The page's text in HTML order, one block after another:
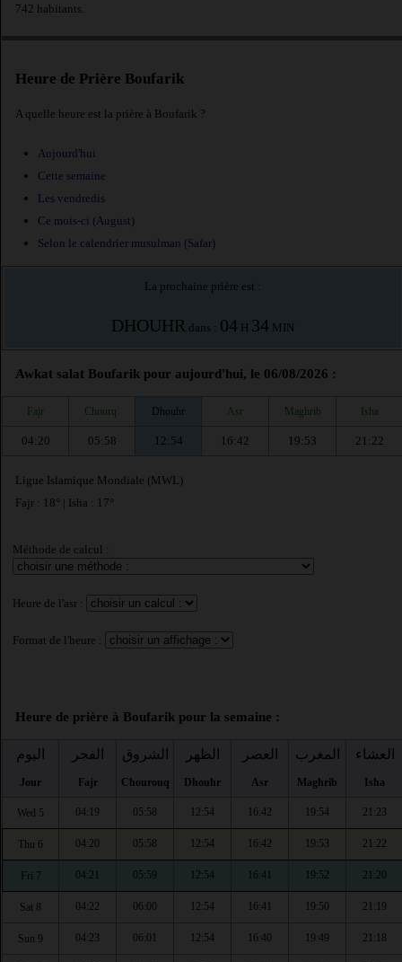
742 habitants.
Heure de Prière Boufarik
A quelle heure est la prière à Boufarik ?
Aujourd'hui
Cette semaine
Les vendredis
Ce mois-ci (August)
Selon le calendrier musulman (Safar)
La prochaine prière est :
DHOUHR dans : 04 H 34 MIN
Awkat salat Boufarik pour aujourd'hui, le 06/08/2026 :
Fajr Chourq. Dhouhr Asr Maghrib Isha
04:20 05:58 12:54 16:42 19:53 21:22
Ligue Islamique Mondiale (MWL)
Fajr : 18° | Isha : 17°
Méthode de calcul :
Heure de l'asr :
Format de l'heure :
Heure de prière à Boufarik pour la semaine :
اليوم
Jour
الفجر
Fajr
الشروق
Chourouq
الظهر
Dhouhr
العصر
Asr
المغرب
Maghrib
العشاء
Isha
Wed 5 04:19 05:58 12:54 16:42 19:54 21:23
Thu 6 04:20 05:58 12:54 16:42 19:53 21:22
Fri 7 04:21 05:59 12:54 16:41 19:52 21:20
Sat 8 04:22 06:00 12:54 16:41 19:50 21:19
Sun 9 04:23 06:01 12:54 16:40 19:49 21:18